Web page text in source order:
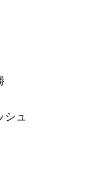
ュ